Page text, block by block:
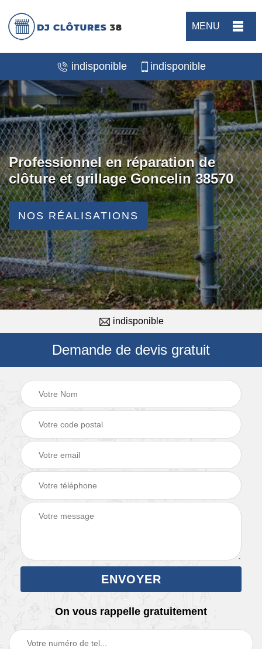
MENU
indisponible indisponible
Professionnel en réparation de
clôture et grillage Goncelin 38570
NOS RÉALISATIONS
indisponible
Demande de devis gratuit
On vous rappelle gratuitement